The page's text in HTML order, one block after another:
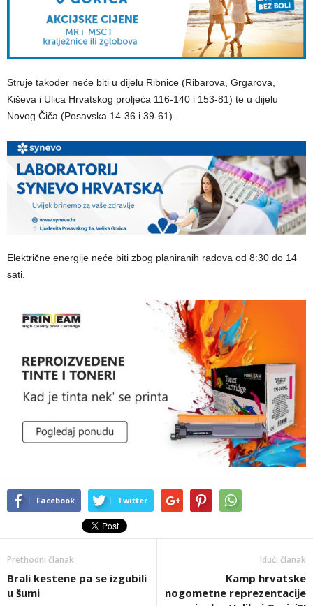
Struje također neće biti u dijelu Ribnice (Ribarova, Grgarova,
Kiševa i Ulica Hrvatskog proljeća 116-140 i 153-81) te u dijelu
Novog Čiča (Posavska 14-36 i 39-61).
Električne energije neće biti zbog planiranih radova od 8:30 do 14
sati.
Facebook Twitter
Prethodni članak
Brali kestene pa se izgubili
u šumi
Idući članak
Kamp hrvatske
nogometne reprezentacije